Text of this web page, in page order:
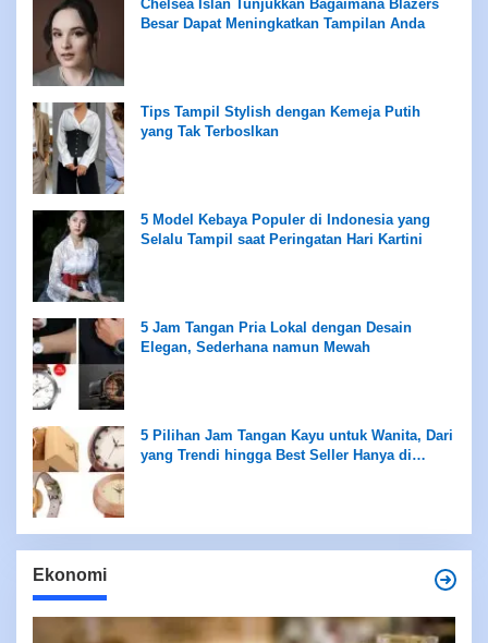
Chelsea Islan Tunjukkan Bagaimana Blazers
Besar Dapat Meningkatkan Tampilan Anda
Tips Tampil Stylish dengan Kemeja Putih
yang Tak Terboslkan
5 Model Kebaya Populer di Indonesia yang
Selalu Tampil saat Peringatan Hari Kartini
5 Jam Tangan Pria Lokal dengan Desain
Elegan, Sederhana namun Mewah
5 Pilihan Jam Tangan Kayu untuk Wanita, Dari
yang Trendi hingga Best Seller Hanya di
Ekonomi